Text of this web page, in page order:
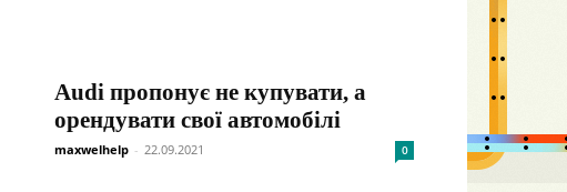
Audi пропонує не купувати, а
орендувати свої автомобілі
maxwelhelp - 22.09.2021 0